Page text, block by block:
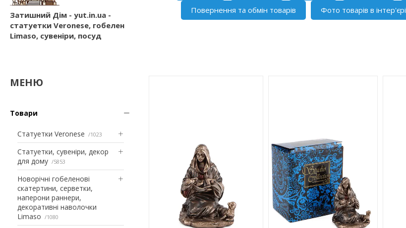
Затишний Дім - yut.in.ua -
статуетки Veronese, гобелен
Limaso, сувеніри, посуд
Повернення та обмін товарів
Фото товарів в інтер'єрі
Товари
Статуетки Veronese 1023
Статуетки, сувеніри, декор
для дому
5853
Новорічні гобеленові
скатертини, серветки,
наперони раннери,
декоративні наволочки
Limaso
1080